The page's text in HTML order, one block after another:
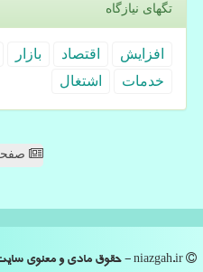
تگهای نیازگاه
افزایش اقتصاد بازار
خدمات
اشتغال